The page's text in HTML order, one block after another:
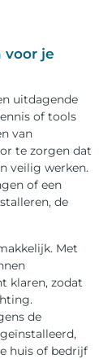
voor je
uitdagende
of tools
van
te zorgen dat
veilig werken.
of een
de
Met
klaren, zodat
de
huis of bedrijf